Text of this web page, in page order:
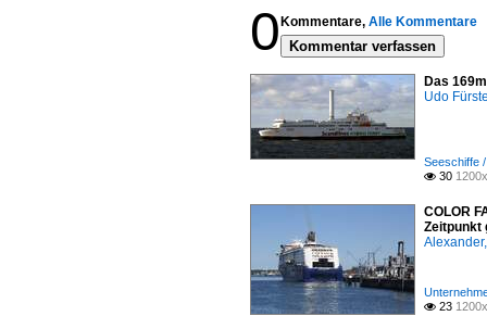
0 Kommentare, Alle Kommentare
Kommentar verfassen
Das
Udo
Seeschiffe
 30
COLOR
Zeitpunkt
 23